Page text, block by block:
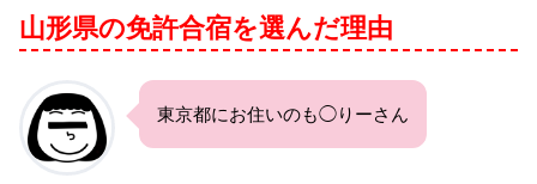
山形県の免許合宿を選んだ理由
東京都にお住いのも◯りーさん